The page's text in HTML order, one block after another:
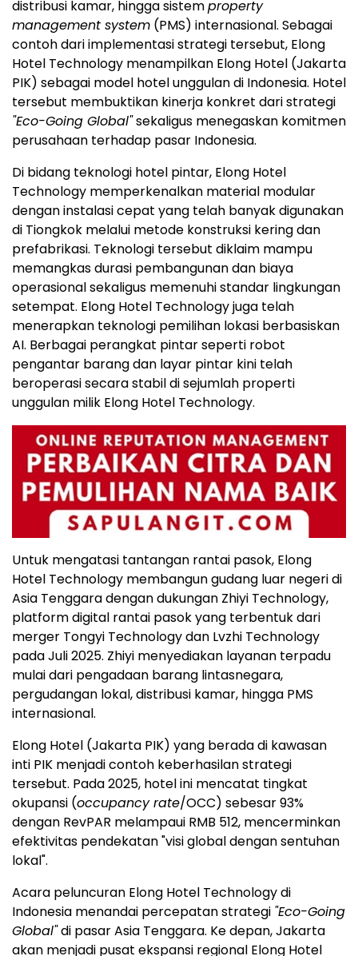
distribusi kamar, hingga sistemproperty
management system (PMS) internasional. Sebagai
contoh dari implementasi strategi tersebut, Elong
Hotel Technology menampilkan Elong Hotel (Jakarta
PIK) sebagai model hotel unggulan di Indonesia. Hotel
tersebut membuktikan kinerja konkret dari strategi
"Eco-Going Global"sekaligus menegaskan komitmen
perusahaan terhadap pasar Indonesia.
Di bidang teknologi hotel pintar, Elong Hotel
Technology memperkenalkan material modular
dengan instalasi cepat yang telah banyak digunakan
di Tiongkok melalui metode konstruksi kering dan
prefabrikasi. Teknologi tersebut diklaim mampu
memangkas durasi pembangunan dan biaya
operasional sekaligus memenuhi standar lingkungan
setempat. Elong Hotel Technology juga telah
menerapkan teknologi pemilihan lokasi berbasiskan
AI. Berbagai perangkat pintar seperti robot
pengantar barang dan layar pintar kini telah
beroperasi secara stabil di sejumlah properti
unggulan milik Elong Hotel Technology.
Untuk mengatasi tantangan rantai pasok, Elong
Hotel Technology membangun gudang luar negeri di
Asia Tenggara dengan dukungan Zhiyi Technology,
platform digital rantai pasok yang terbentuk dari
merger Tongyi Technology dan Lvzhi Technology
pada Juli 2025. Zhiyi menyediakan layanan terpadu
mulai dari pengadaan barang lintasnegara,
pergudangan lokal, distribusi kamar, hingga PMS
internasional.
Elong Hotel (Jakarta PIK) yang berada di kawasan
inti PIK menjadi contoh keberhasilan strategi
tersebut. Pada 2025, hotel ini mencatat tingkat
okupansi (occupancy rate/OCC) sebesar 93%
dengan RevPAR melampaui RMB 512, mencerminkan
efektivitas pendekatan "visi global dengan sentuhan
lokal".
Acara peluncuran Elong Hotel Technology di
Indonesia menandai percepatan strategi "Eco-Going
Global"di pasar Asia Tenggara. Ke depan, Jakarta
akan menjadi pusat ekspansi regional Elong Hotel